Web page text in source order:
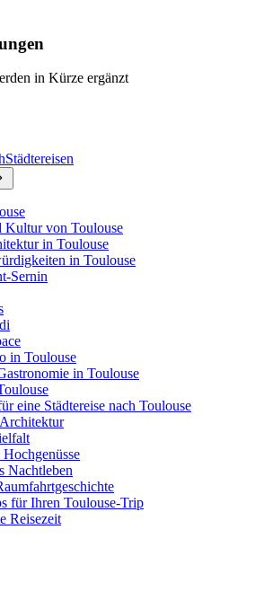
in Kürze ergänzt
Städtereisen
Kultur von Toulouse
in Toulouse
in Toulouse
Sernin
in Toulouse
in Toulouse
eine Städtereise nach Toulouse
Nachtleben
für Ihren Toulouse-Trip
Reisezeit